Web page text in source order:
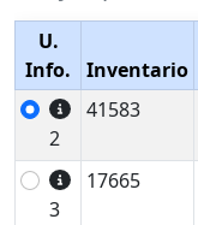
U.
Info.
Inventario
2
41583
3
17665